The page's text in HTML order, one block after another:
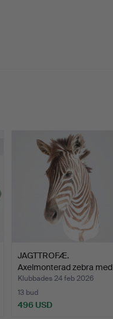
JAGTTROFÆ.
Axelmonterad zebra med
ryggskin…
Klubbades 24 feb 2026
13 bud
496 USD